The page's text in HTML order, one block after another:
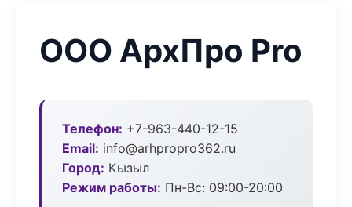
ООО АрхПро Pro
Телефон: +7-963-440-12-15
Email: info@arhpropro362.ru
Город: Кызыл
Режим работы: Пн-Вс: 09:00-20:00